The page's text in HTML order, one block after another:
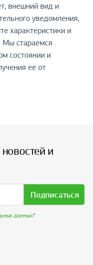
внешний вид и
уведомления,
характеристики и
Мы стараемся
состоянии и
её от
и
Подписаться
данных*